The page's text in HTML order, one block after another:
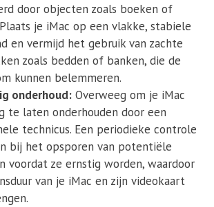
door objecten zoals boeken of
je iMac op een vlakke, stabiele
en vermijd het gebruik van zachte
zoals bedden of banken, die de
kunnen belemmeren.
onderhoud: Overweeg om je iMac
te laten onderhouden door een
technicus. Een periodieke controle
bij het opsporen van potentiële
voordat ze ernstig worden, waardoor
van je iMac en zijn videokaart